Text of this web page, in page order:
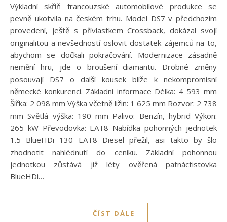
Výkladní skříň francouzské automobilové produkce se
pevně ukotvila na českém trhu. Model DS7 v předchozím
provedení, ještě s přívlastkem Crossback, dokázal svojí
originalitou a nevšedností oslovit dostatek zájemců na to,
abychom se dočkali pokračování. Modernizace zásadně
nemění hru, jde o broušení diamantu. Drobné změny
posouvají DS7 o další kousek blíže k nekompromisní
německé konkurenci. Základní informace Délka: 4 593 mm
Šířka: 2 098 mm Výška včetně ližin: 1 625 mm Rozvor: 2 738
mm Světlá výška: 190 mm Palivo: Benzín, hybrid Výkon:
265 kW Převodovka: EAT8 Nabídka pohonných jednotek
1.5 BlueHDi 130 EAT8 Diesel přežil, asi takto by šlo
zhodnotit nahlédnutí do ceníku. Základní pohonnou
jednotkou zůstává již léty ověřená patnáctistovka
BlueHDi…
ČÍST DÁLE